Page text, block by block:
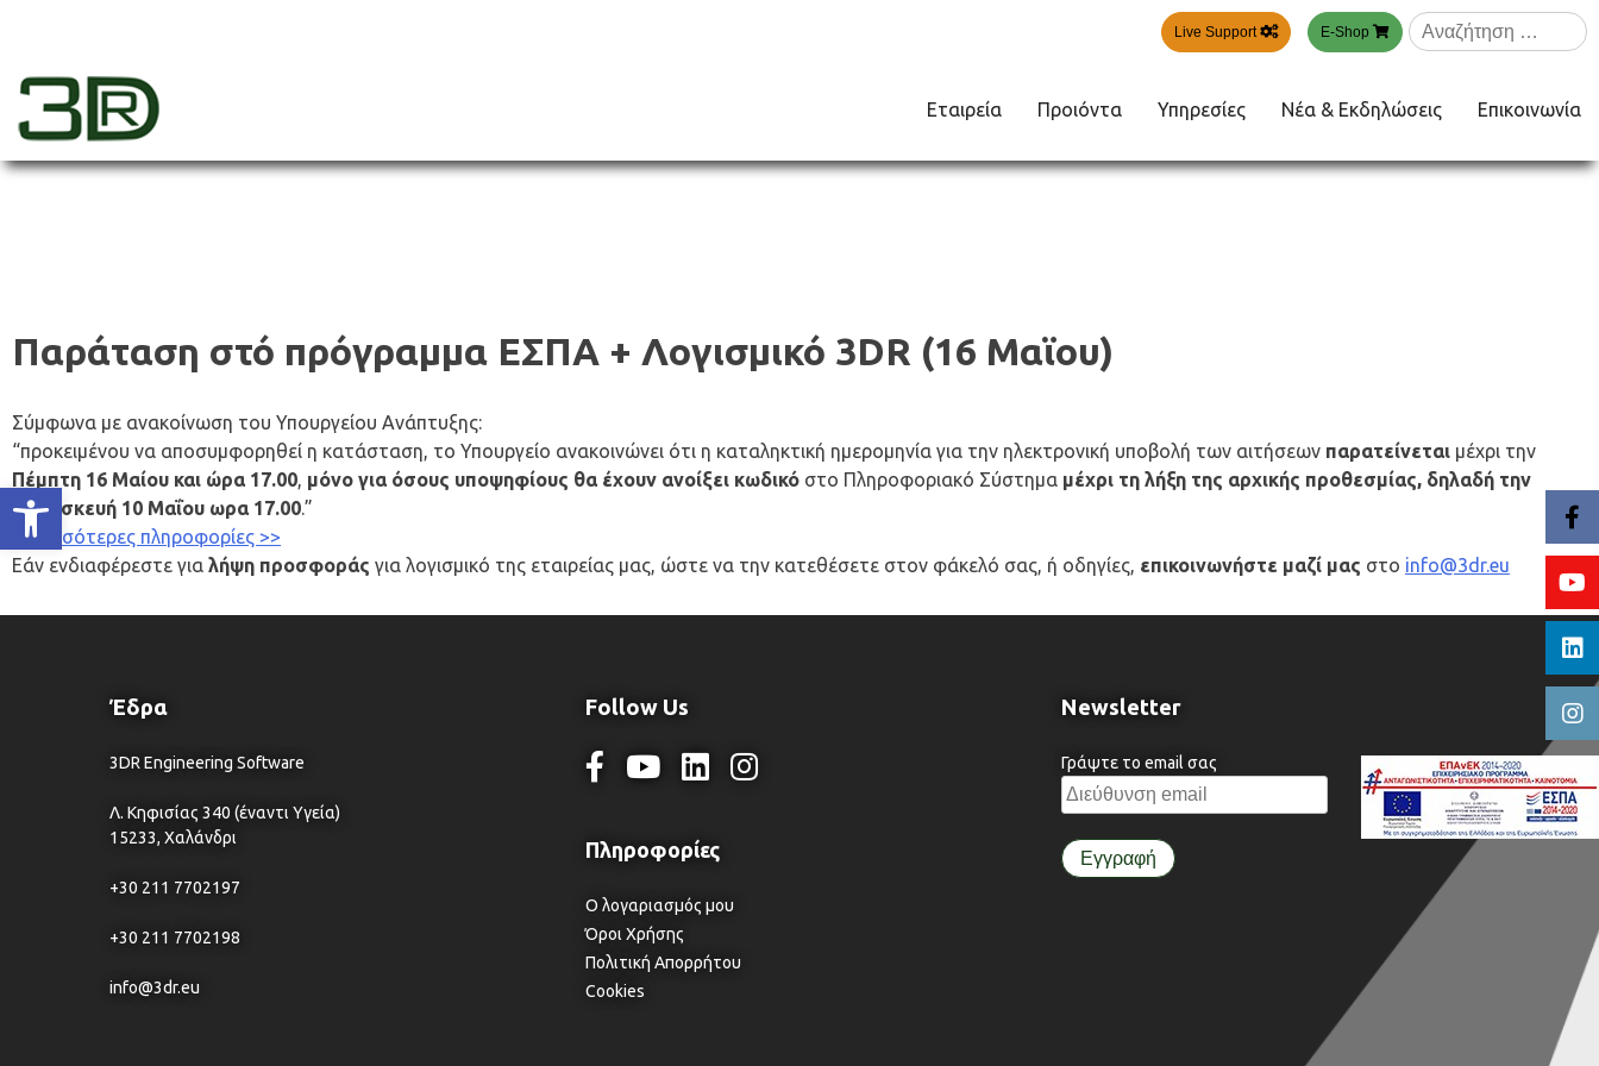
Ανοίξτε τη γραμμή εργαλείων
Live Support E-Shop
Αναζήτηση
για:
3dr
Εταιρεία Προιόντα Υπηρεσίες Νέα & Εκδηλώσεις Επικοινωνία
Παράταση στό πρόγραμμα ΕΣΠΑ + Λογισμικό 3DR (16 Μαϊου)
Σύμφωνα με ανακοίνωση του Υπουργείου Ανάπτυξης:
“προκειμένου να αποσυμφορηθεί η κατάσταση, το Υπουργείο ανακοινώνει ότι η καταληκτική ημερομηνία για την ηλεκτρονική υποβολή των αιτήσεων παρατείνεται μέχρι την
Πέμπτη 16 Μαίου και ώρα 17.00, μόνο για όσους υποψηφίους θα έχουν ανοίξει κωδικό στο Πληροφοριακό Σύστημα μέχρι τη λήξη της αρχικής προθεσμίας, δηλαδή την
Παρασκευή 10 Μαΐου ωρα 17.00.”
Περισσότερες πληροφορίες >>
Εάν ενδιαφέρεστε για λήψη προσφοράς για λογισμικό της εταιρείας μας, ώστε να την κατεθέσετε στον φάκελό σας, ή οδηγίες, επικοινωνήστε μαζί μας στο info@3dr.eu
Έδρα
3DR Engineering Software
Λ. Κηφισίας 340 (έναντι Υγεία)
15233, Χαλάνδρι
+30 211 7702197
+30 211 7702198
info@3dr.eu
Follow Us
Ο λογαριασμός μου
Όροι Χρήσης
Πολιτική Απορρήτου
Cookies
Newsletter
Γράψτε το email σας